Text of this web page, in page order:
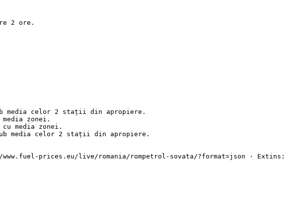
2 ore.
media celor 2 stații din apropiere.
zonei.
media zonei.
media celor 2 stații din apropiere.
www.fuel-prices.eu/live/romania/rompetrol-sovata/?format=json · Extins: